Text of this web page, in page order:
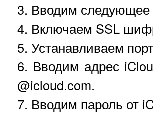
3. Вводим следующее
4. Включаем SSL
5. Устанавливаем
6. Вводим адрес
@icloud.com.
7. Вводим пароль от